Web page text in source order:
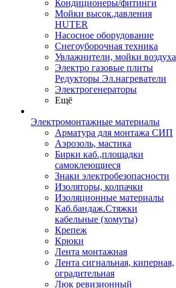
Кондиционеры/фитинги
Мойки высок.давления
HUTER
Насосное оборудование
Снегоуборочная техника
Увлажнители, мойки воздуха
Электро газовые плиты
Редукторы Эл.нагреватели
Электрогенераторы
Ещё
Электромонтажные материалы
Арматура для монтажа СИП
Аэрозоль, мастика
Бирки каб.,площадки
самоклеющиеся
Знаки электробезопасности
Изоляторы, колпачки
Изоляционные материалы
Каб.бандаж.Стяжки
кабельные (хомуты)
Крепеж
Крюки
Лента монтажная
Лента сигнальная, киперная,
оградительная
Люк ревизионный